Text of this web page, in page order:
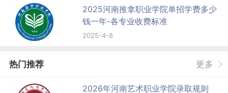
2025河南推拿职业学院单招学费多少
钱一年-各专业收费标准
2025-4-8
热门推荐 更多
2026年河南艺术职业学院录取规则